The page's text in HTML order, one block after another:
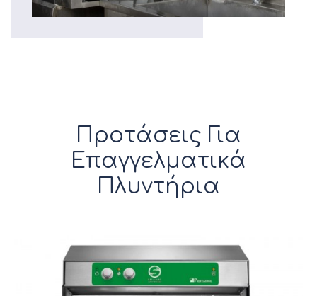
Προτάσεις Για
Επαγγελματικά
Πλυντήρια